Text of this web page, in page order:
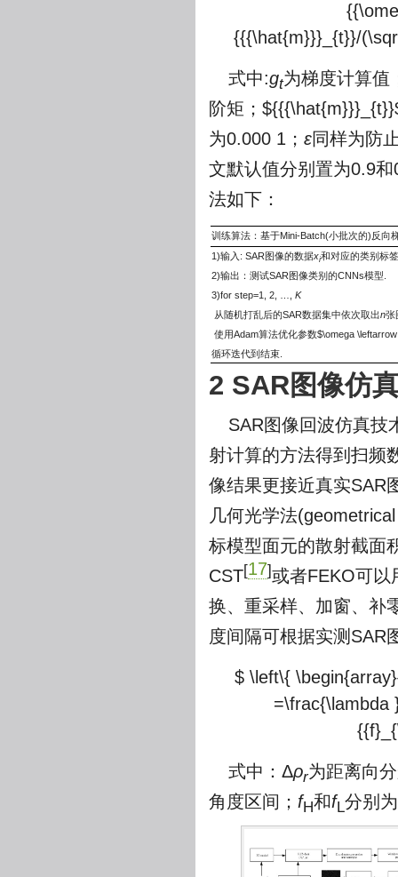
{{{\hat{m}}}_{t}}/
式中:gt为梯度计算值
阶矩；
为0.000 1； ε同样为防
文默认值分别置为0.9
法如下：
训练算法：基于Mini-Batch(小批次的)反向
1)输入: SAR图像的数据xi和对应的类别标签
2)输出：测试SAR图像类别的CNNs模型.
3)for step=1, 2, …, K
从随机打乱后的SAR数据集中依次取出n张
使用Adam算法优化参数$\omega
循环迭代到结束.
2 SAR图像仿
SAR图像回波仿真技
射计算的方法得到扫频
像结果更接近真实SAR
几何光学法
标模型面元的散射截面
CST[17]或者FEKO可以
换、重采样、加窗、补
度间隔可根据实测SAR
$ \left\{
=\frac{\lambda
式中：Δρr为距离向
角度区间； fH和fL分别